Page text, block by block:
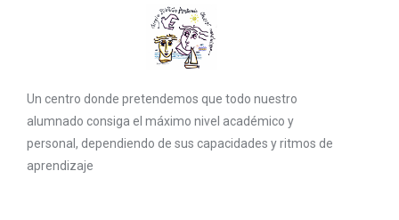
Un centro donde pretendemos que todo nuestro
alumnado consiga el máximo nivel académico y
personal, dependiendo de sus capacidades y ritmos de
aprendizaje